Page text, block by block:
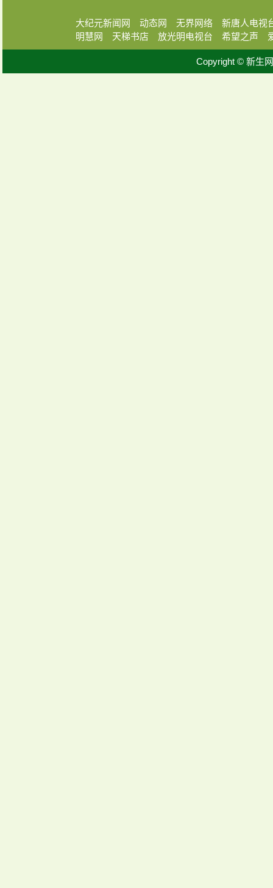
大纪元新闻网 动态网 无界网络
新唐人电视
明慧网
天梯书店 放光明电视台 希望之声
Copyright © 新生